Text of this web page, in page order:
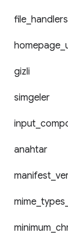
file handlers
homepage
gizli
simgeler
input
anahtar
manifest
mime types
minimum